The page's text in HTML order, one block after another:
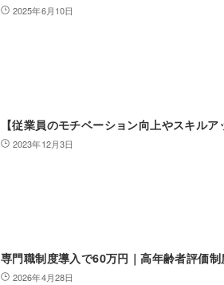
2025年6月10日
【従業員のモチベーション向上やスキル
2023年12月3日
専門職制度導入で60万円｜高年齢者評価
2026年4月28日